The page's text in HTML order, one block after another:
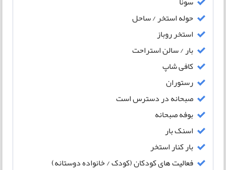
حوله استخر / ساحل
استخر روباز
بار / سالن استراحت
کافی شاپ
رستوران
صبحانه در دسترس است
بوفه صبحانه
اسنک بار
بار کنار استخر
فعالیت های کودکان (کودک / خانواده دوستانه)